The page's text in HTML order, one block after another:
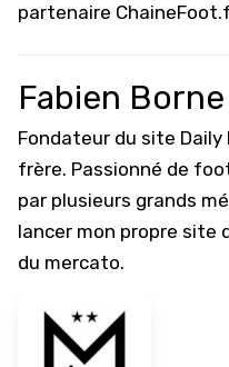
partenaire
Fabien Borne
Fondateur du site Daily
frère. Passionné de
par plusieurs grands
lancer mon propre
du mercato.